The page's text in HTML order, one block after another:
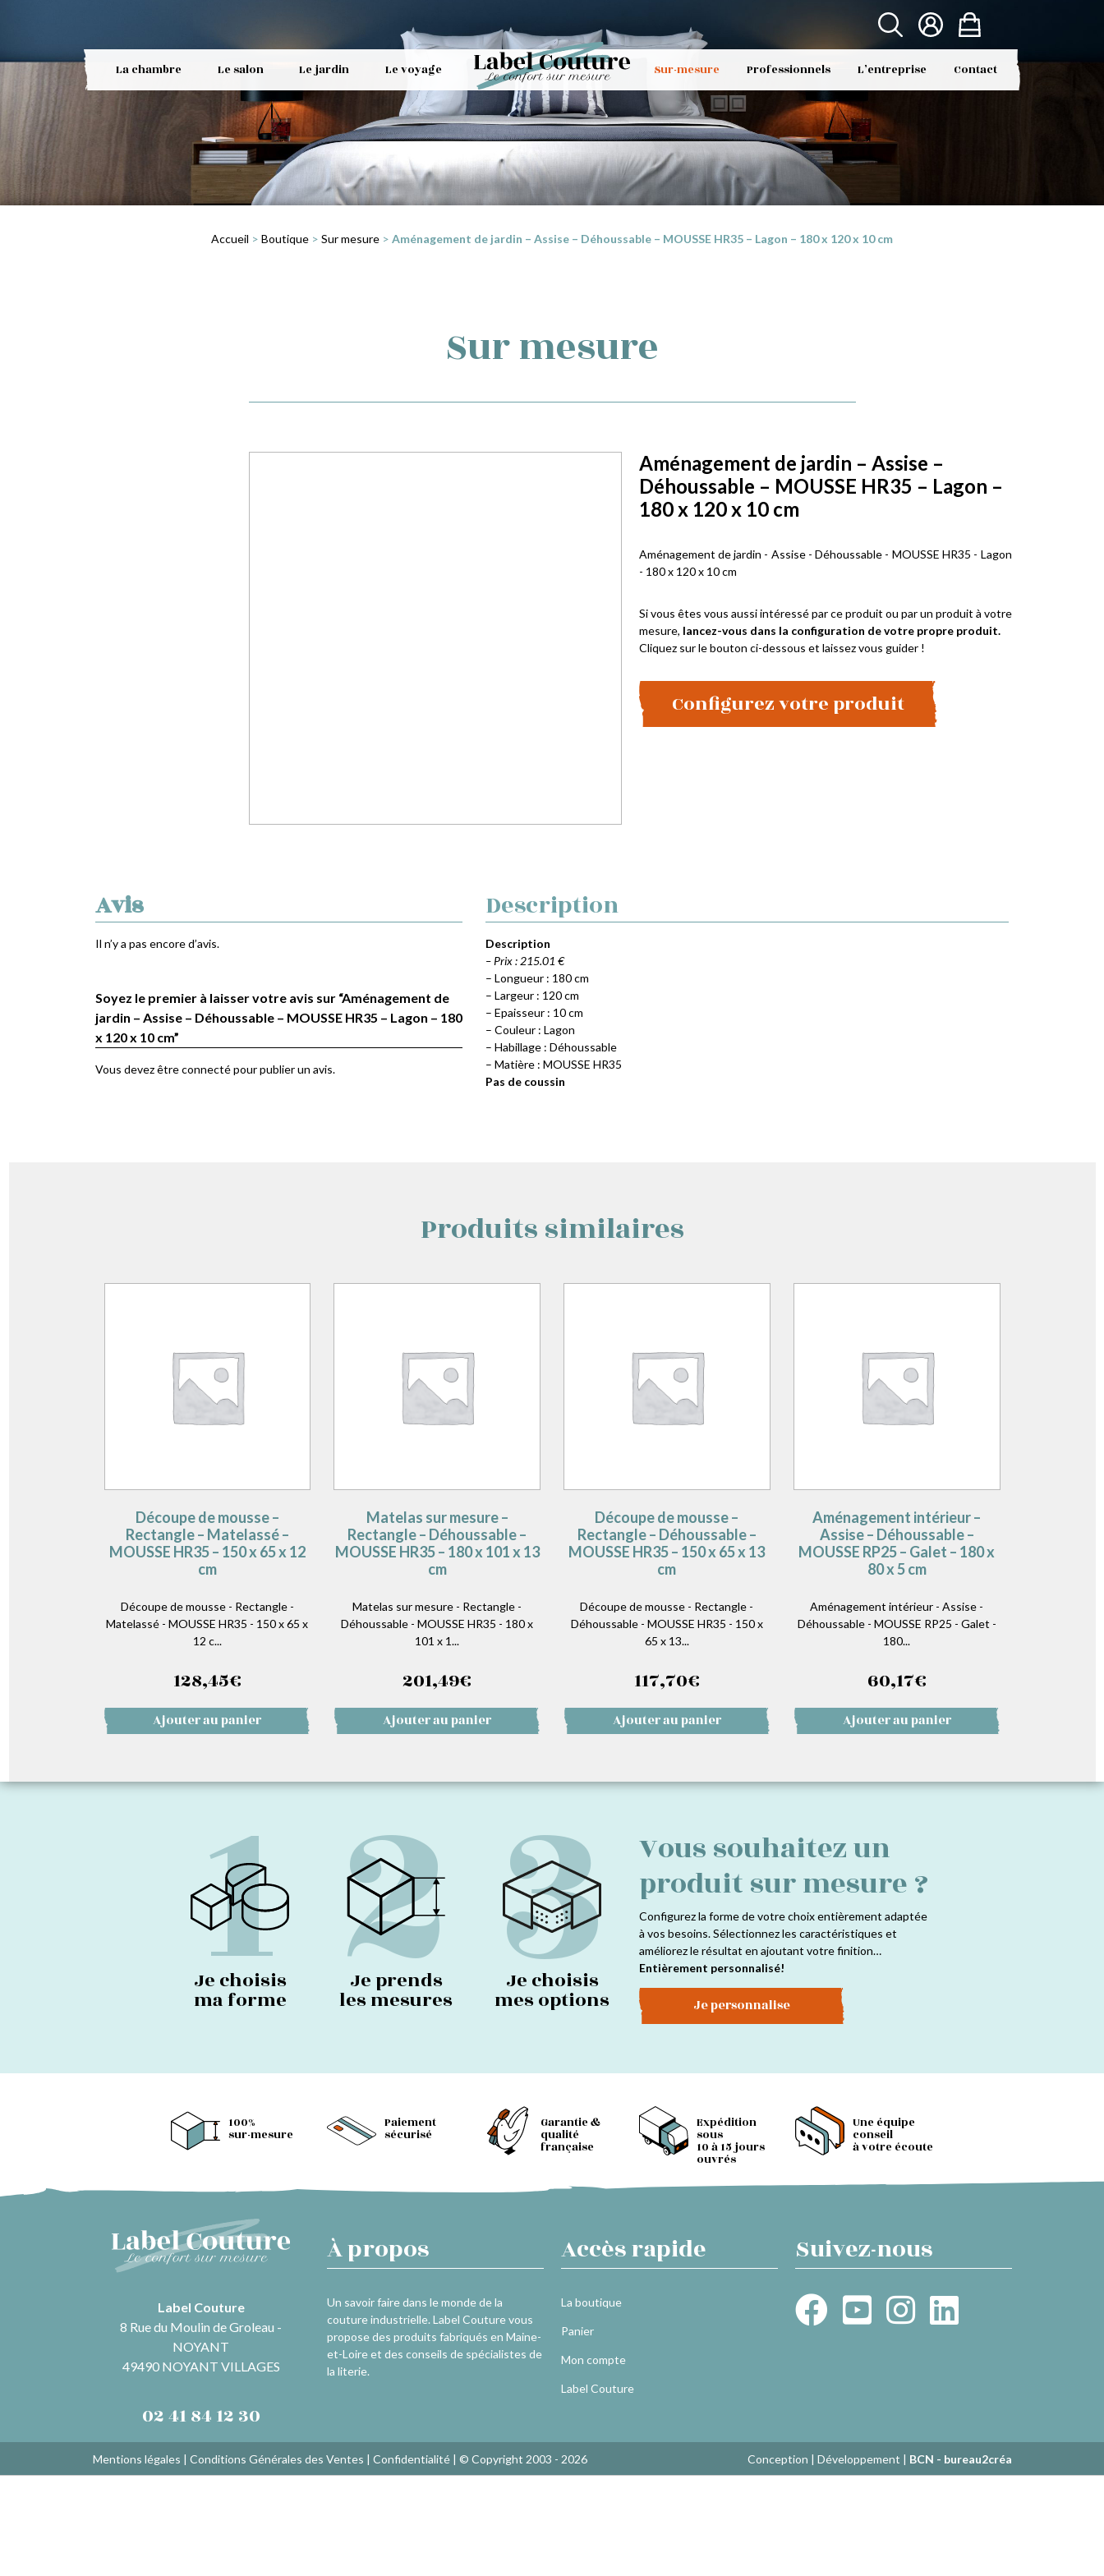
La chambre Le salon Le jardin Le voyage Sur-mesure Professionnels L’entreprise Contact
Accueil > Boutique > Sur mesure > Aménagement de jardin – Assise – Déhoussable – MOUSSE HR35 – Lagon – 180 x 120 x 10 cm
Sur mesure
Aménagement de jardin – Assise –
Déhoussable – MOUSSE HR35 – Lagon –
180 x 120 x 10 cm
Aménagement de jardin - Assise - Déhoussable - MOUSSE HR35 - Lagon
- 180 x 120 x 10 cm
Si vous êtes vous aussi intéressé par ce produit ou par un produit à votre
mesure, lancez-vous dans la configuration de votre propre produit.
Cliquez sur le bouton ci-dessous et laissez vous guider !
Configurez votre produit
Avis
Il n’y a pas encore d’avis.
Soyez le premier à laisser votre avis sur “Aménagement de
jardin – Assise – Déhoussable – MOUSSE HR35 – Lagon – 180
x 120 x 10 cm”
Vous devez êtreconnectépour publier un avis.
Description
Description
– Prix : 215.01 €
– Longueur : 180 cm
– Largeur : 120 cm
– Epaisseur : 10 cm
– Couleur : Lagon
– Habillage : Déhoussable
– Matière : MOUSSE HR35
Pas de coussin
Produits similaires
Découpe de mousse –
Rectangle – Matelassé –
MOUSSE HR35 – 150 x 65 x 12
cm
Découpe de mousse - Rectangle -
Matelassé - MOUSSE HR35 - 150 x 65 x
12 c...
128,45€
Ajouter au panier
Matelas sur mesure –
Rectangle – Déhoussable –
MOUSSE HR35 – 180 x 101 x 13
cm
Matelas sur mesure - Rectangle -
Déhoussable - MOUSSE HR35 - 180 x
101 x 1...
201,49€
Ajouter au panier
Découpe de mousse –
Rectangle – Déhoussable –
MOUSSE HR35 – 150 x 65 x 13
cm
Découpe de mousse - Rectangle -
Déhoussable - MOUSSE HR35 - 150 x
65 x 13...
117,70€
Ajouter au panier
Aménagement intérieur –
Assise – Déhoussable –
MOUSSE RP25 – Galet – 180 x
80 x 5 cm
Aménagement intérieur - Assise -
Déhoussable - MOUSSE RP25 - Galet -
180...
60,17€
Ajouter au panier
1
Je choisis
ma forme 2
Je prends
les mesures 3
Je choisis
mes options
Vous souhaitez un
produit sur mesure ?
Configurez la forme de votre choix entièrement adaptée
à vos besoins. Sélectionnez les caractéristiques et
améliorez le résultat en ajoutant votre finition…
Entièrement personnalisé!
Je personnalise
100%
sur-mesure
Paiement
sécurisé
Garantie &
qualité
française
Expédition
sous
10 à 15 jours
ouvrés
Une équipe
conseil
à votre écoute
Label Couture
8 Rue du Moulin de Groleau -
NOYANT
49490 NOYANT VILLAGES
02 41 84 12 30
À propos
Un savoir faire dans le monde de la
couture industrielle. Label Couture vous
propose des produits fabriqués en Maine-
et-Loire et des conseils de spécialistes de
la literie.
Accès rapide
La boutique
Panier
Mon compte
Label Couture
Suivez-nous
Mentions légales | Conditions Générales des Ventes | Confidentialité| © Copyright 2003 - 2026 Conception | Développement | BCN - bureau2créa